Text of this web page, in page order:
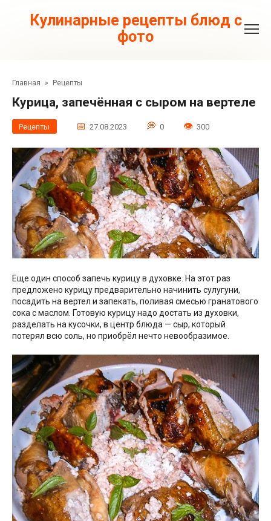
контентуКулинарные рецепты блюд с
фото
Главная » Рецепты
Курица, запечённая с сыром на вертеле
Рецепты 27.08.2023 0 300
Еще один способ запечь курицу в духовке. На этот раз
предложено курицу предварительно начинить сулугуни,
посадить на вертел и запекать, поливая смесью гранатового
сока с маслом. Готовую курицу надо достать из духовки,
разделать на кусочки, в центр блюда — сыр, который
потерял всю соль, но приобрёл нечто невообразимое.